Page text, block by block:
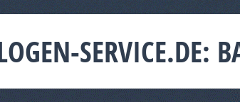
SERVICE.DE: